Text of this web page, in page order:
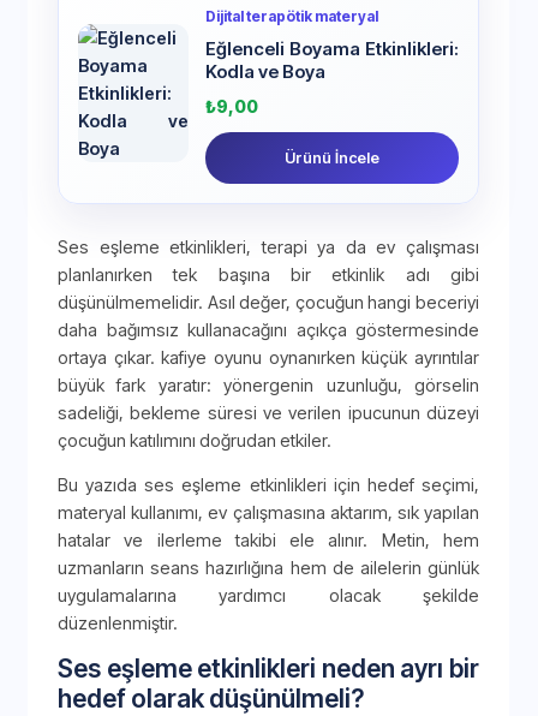
Dijital terapötik materyal
Eğlenceli Boyama Etkinlikleri:
Kodla ve Boya
₺9,00
Ürünü İncele
Ses eşleme etkinlikleri, terapi ya da ev çalışması
planlanırken tek başına bir etkinlik adı gibi
düşünülmemelidir. Asıl değer, çocuğun hangi beceriyi
daha bağımsız kullanacağını açıkça göstermesinde
ortaya çıkar. kafiye oyunu oynanırken küçük ayrıntılar
büyük fark yaratır: yönergenin uzunluğu, görselin
sadeliği, bekleme süresi ve verilen ipucunun düzeyi
çocuğun katılımını doğrudan etkiler.
Bu yazıda ses eşleme etkinlikleri için hedef seçimi,
materyal kullanımı, ev çalışmasına aktarım, sık yapılan
hatalar ve ilerleme takibi ele alınır. Metin, hem
uzmanların seans hazırlığına hem de ailelerin günlük
uygulamalarına yardımcı olacak şekilde
düzenlenmiştir.
Ses eşleme etkinlikleri neden ayrı bir
hedef olarak düşünülmeli?